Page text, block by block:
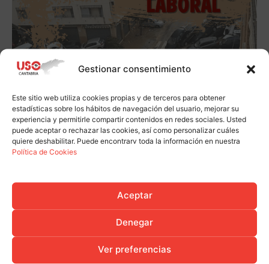
Gestionar consentimiento
Este sitio web utiliza cookies propias y de terceros para obtener
estadísticas sobre los hábitos de navegación del usuario, mejorar su
experiencia y permitirle compartir contenidos en redes sociales. Usted
puede aceptar o rechazar las cookies, así como personalizar cuáles
quiere deshabilitar. Puede encontrarv toda la información en nuestra
Política de Cookies
Aceptar
Denegar
Ver preferencias